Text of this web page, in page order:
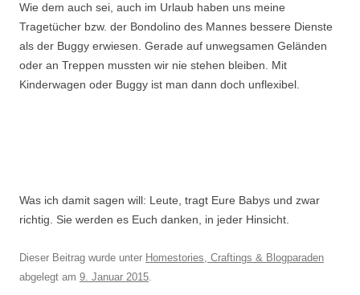
Wie dem auch sei, auch im Urlaub haben uns meine
Tragetücher bzw. der Bondolino des Mannes bessere Dienste
als der Buggy erwiesen. Gerade auf unwegsamen Geländen
oder an Treppen mussten wir nie stehen bleiben. Mit
Kinderwagen oder Buggy ist man dann doch unflexibel.
Was ich damit sagen will: Leute, tragt Eure Babys und zwar
richtig. Sie werden es Euch danken, in jeder Hinsicht.
Dieser Beitrag wurde unter Homestories, Craftings & Blogparaden
abgelegt am 9. Januar 2015.